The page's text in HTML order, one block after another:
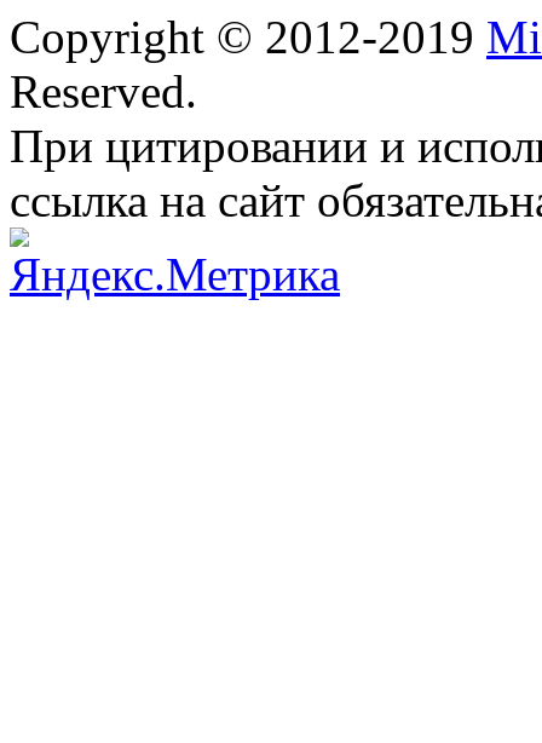
Copyright © 2012-2019
Reserved.
При цитировании и
ссылка на сайт